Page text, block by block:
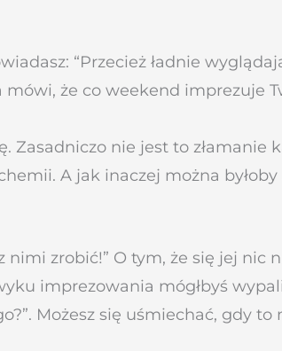
“Przecież ładnie
mówi, że co weekend imprezuje
Zasadniczo nie jest to złamanie
A jak inaczej można
zrobić!” O tym, że się jej nic
imprezowania mógłbyś
Możesz się uśmiechać, gdy